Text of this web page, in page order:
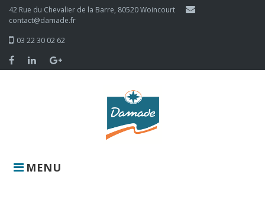
42 Rue du Chevalier de la Barre, 80520 Woincourt
contact@damade.fr
03 22 30 02 62
MENU